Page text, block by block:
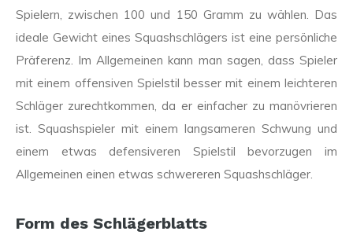
Spielern, zwischen 100 und 150 Gramm zu wählen. Das
ideale Gewicht eines Squashschlägers ist eine persönliche
Präferenz. Im Allgemeinen kann man sagen, dass Spieler
mit einem offensiven Spielstil besser mit einem leichteren
Schläger zurechtkommen, da er einfacher zu manövrieren
ist. Squashspieler mit einem langsameren Schwung und
einem etwas defensiveren Spielstil bevorzugen im
Allgemeinen einen etwas schwereren Squashschläger.
Form des Schlägerblatts